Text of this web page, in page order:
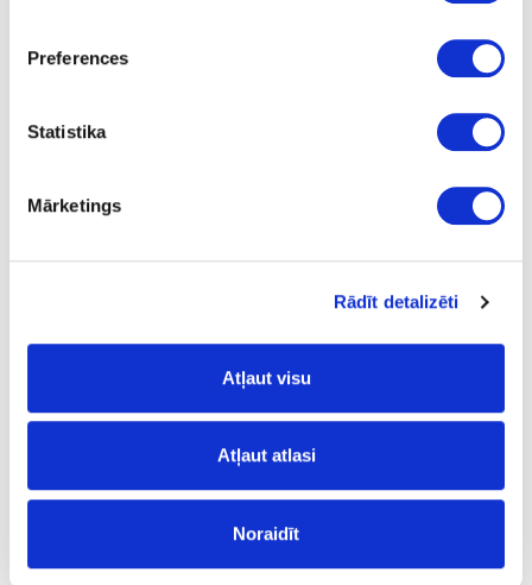
Preferences
Statistika
Mārketings
Rādīt detalizēti
Atļaut visu
Atļaut atlasi
Noraidīt
Crescendo IXPE (with underlay)
1210
192
6